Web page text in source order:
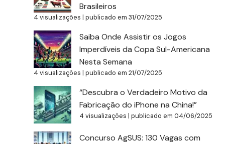
Brasileiros
4 visualizações |publicado em 31/07/2025
Saiba Onde Assistir os Jogos
Imperdíveis da Copa Sul-Americana
Nesta Semana
4 visualizações |publicado em 21/07/2025
“Descubra o Verdadeiro Motivo da
Fabricação do iPhone na China!”
4 visualizações |publicado em 04/06/2025
Concurso AgSUS: 130 Vagas com